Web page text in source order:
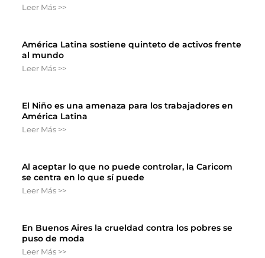
Leer Más >>
América Latina sostiene quinteto de activos frente
al mundo
Leer Más >>
El Niño es una amenaza para los trabajadores en
América Latina
Leer Más >>
Al aceptar lo que no puede controlar, la Caricom
se centra en lo que sí puede
Leer Más >>
En Buenos Aires la crueldad contra los pobres se
puso de moda
Leer Más >>